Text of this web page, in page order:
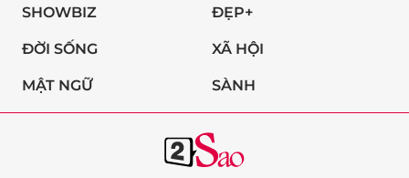
SHOWBIZ ĐẸP+
ĐỜI SỐNG XÃ HỘI
MẬT NGỮ SÀNH